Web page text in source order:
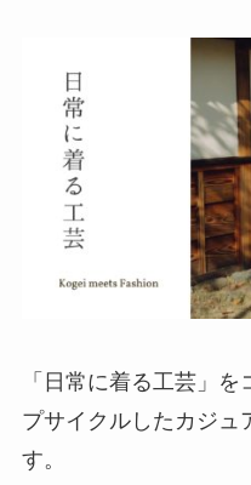
「日常に着る工芸」
プサイクルしたカジュ
す。